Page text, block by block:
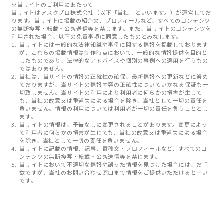
※当サイトのご利用にあたって
当サイトはアスクプロ株式会社（以下「当社」といいます。）が運営してお
ります。当サイトに掲載の紹介文、プロフィールなど、すべてのコンテンツ
の無断複写・転載・公衆送信等を禁じます。また、当サイトのコンテンツを
利用された場合、以下の免責事項に同意したものとみなします。
当サイトには一般的な法律知識や事例に関する情報を掲載しております
が、これらの掲載情報は制作時点において、一般的な情報提供を目的と
したものであり、法律的なアドバイスや個別の事例への適用を行うもの
ではありません。
当社は、当サイトの情報の正確性の確保、最新情報への更新などに努め
ておりますが、当サイトの情報内容の正確性についていかなる保証も一
切致しません。当サイトの利用により利用者に何らかの損害が生じて
も、当社の故意又は重過失による場合を除き、当社として一切の責任を
負いません。情報の利用については利用者が一切の責任を負うこととし
ます。
当サイトの情報は、予告なしに変更されることがあります。変更によっ
て利用者に何らかの損害が生じても、当社の故意又は重過失による場合
を除き、当社として一切の責任を負いません。
当サイトに記載の情報、記事、寄稿文・プロフィールなど、すべてのコ
ンテンツの無断複写・転載・公衆送信等を禁じます。
当サイトにおいて不適切な情報や誤った情報を見つけた場合には、お手
数ですが、当社のお問い合わせ窓口まで情報をご提供いただけると幸い
です。